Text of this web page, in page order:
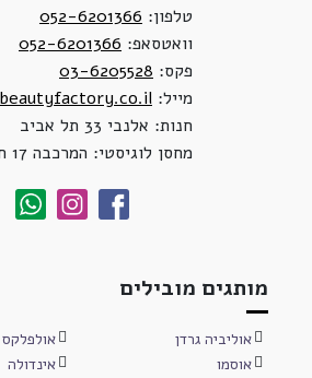
טלפון: 052-6201366
וואטסאפ: 052-6201366
פקס: 03-6205528
מייל:
חנות: אלנבי 33 תל אביב
מחסן לוגיסטי: המרכבה 17 חולון
מותגים מובילים
אוליביה גרדן
אולפלקס
אוסמו
אינדולה